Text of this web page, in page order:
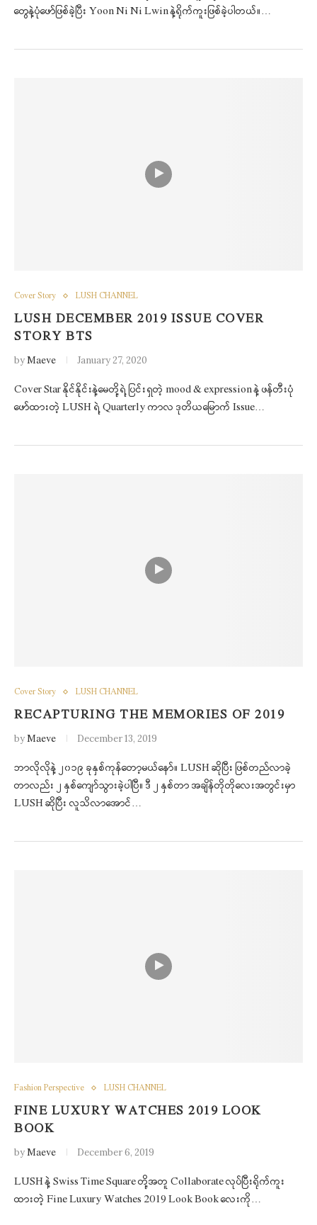
တွေနဲ့ပုံဖော်ဖြစ်ခဲ့ပြီး Yoon Ni Ni Lwin နဲ့ရိုက်ကူးဖြစ်ခဲ့ပါတယ်။…
Cover Story LUSH CHANNEL
LUSH DECEMBER 2019 ISSUE COVER
STORY BTS
byMaeve January 27, 2020
Cover Star နိုင်နိုင်းနဲ့မေတို့ရဲ့ ပြင်းရှတဲ့ mood & expression နဲ့ ဖန်တီးပုံ
ဖော်ထားတဲ့ LUSH ရဲ့ Quarterly ကာလ ဒုတိယမြောက် Issue…
Cover Story LUSH CHANNEL
RECAPTURING THE MEMORIES OF 2019
byMaeve December 13, 2019
ဘာလိုလိုနဲ့ ၂၀၁၉ ခုနှစ်ကုန်တော့မယ်နော်။ LUSH ဆိုပြီး ဖြစ်တည်လာခဲ့
တာလည်း ၂ နှစ်ကျော်သွားခဲ့ပါပြီ။ ဒီ ၂ နှစ်တာ အချိန်တိုတိုလေးအတွင်းမှာ
LUSH ဆိုပြီး လူသိလာအောင်…
Fashion Perspective LUSH CHANNEL
FINE LUXURY WATCHES 2019 LOOK
BOOK
byMaeve December 6, 2019
LUSH နဲ့ Swiss Time Square တို့အတူ Collaborate လုပ်ပြီးရိုက်ကူး
ထားတဲ့ Fine Luxury Watches 2019 Look Book လေးကို…